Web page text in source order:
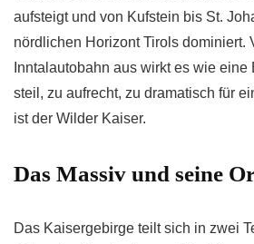
aufsteigt und von Kufstein bis St.
nördlichen Horizont Tirols dominiert.
Inntalautobahn aus wirkt es wie
steil, zu aufrecht, zu dramatisch für
ist der Wilder Kaiser.
Das Massiv und seine
Das Kaisergebirge teilt sich in zwei